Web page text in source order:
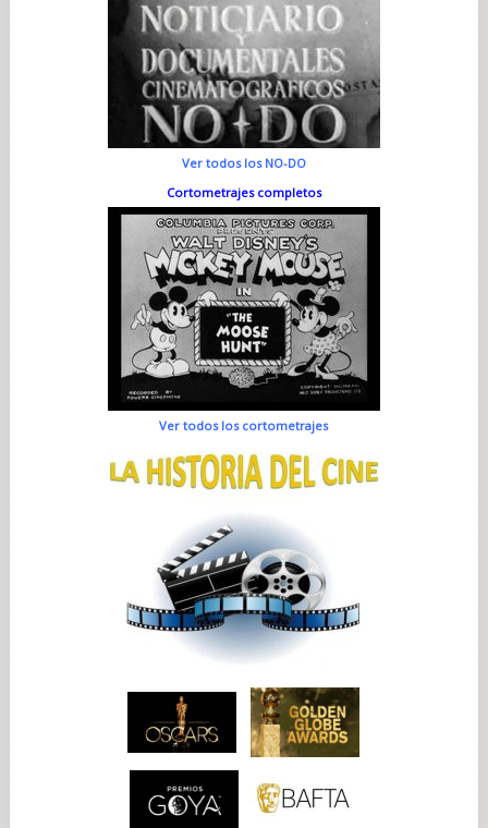
Ver todos los NO-DO
Cortometrajes completos
Ver todos los cortometrajes